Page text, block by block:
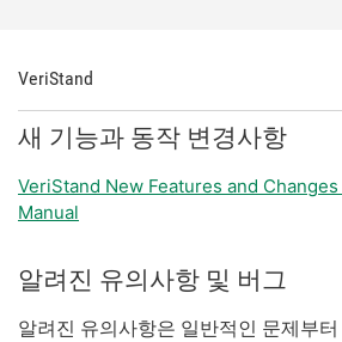
VeriStand
새 기능과 동작 변경사항
VeriStand New Features and
Manual
알려진 유의사항 및 버그
알려진 유의사항은 일반적인 문제부